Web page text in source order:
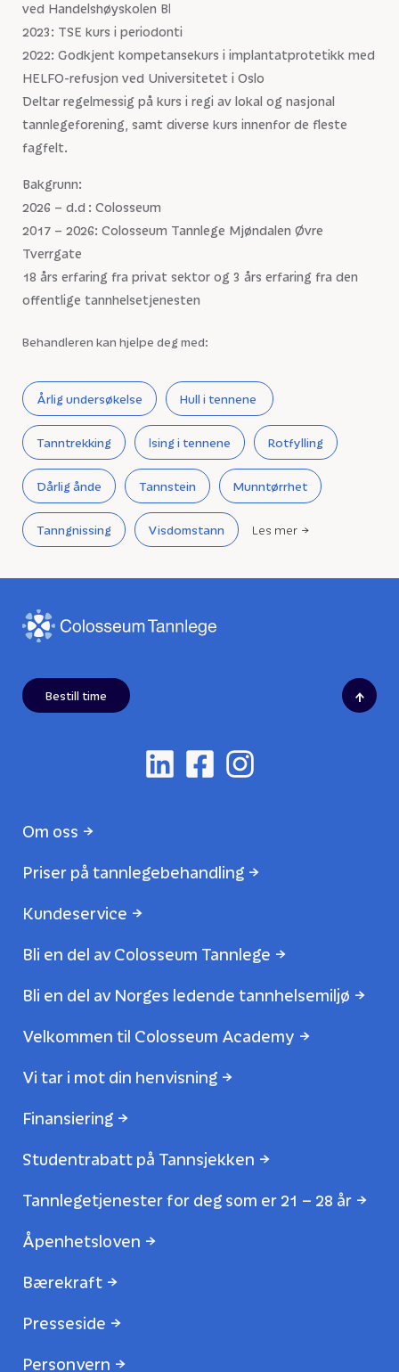
ved Handelshøyskolen BI
2023: TSE kurs i periodonti
2022: Godkjent kompetansekurs i implantatprotetikk med
HELFO-refusjon ved Universitetet i Oslo
Deltar regelmessig på kurs i regi av lokal og nasjonal
tannlegeforening, samt diverse kurs innenfor de fleste
fagfelt.
Bakgrunn:
2026 – d.d : Colosseum
2017 – 2026: Colosseum Tannlege Mjøndalen Øvre
Tverrgate
18 års erfaring fra privat sektor og 3 års erfaring fra den
offentlige tannhelsetjenesten
Behandleren kan hjelpe deg med:
Årlig undersøkelse Hull i tennene
Tanntrekking Ising i tennene Rotfylling
Dårlig ånde Tannstein Munntørrhet
Tanngnissing Visdomstann Les mer
Bestill time
Om oss
Priser på tannlegebehandling
Kundeservice
Bli en del av Colosseum Tannlege
Bli en del av Norges ledende tannhelsemiljø
Velkommen til Colosseum Academy
Vi tar i mot din henvisning
Finansiering
Studentrabatt på Tannsjekken
Tannlegetjenester for deg som er 21 – 28 år
Åpenhetsloven
Bærekraft
Presseside
Personvern
↑